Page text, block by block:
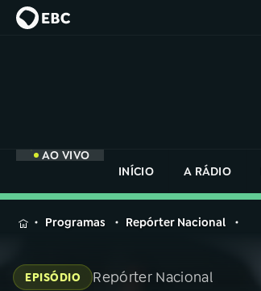
AO VIVO
INÍCIO
A RÁDIO
MENU
na
Rádio
Programas Repórter Nacional
EPISÓDIO Repórter Nacional